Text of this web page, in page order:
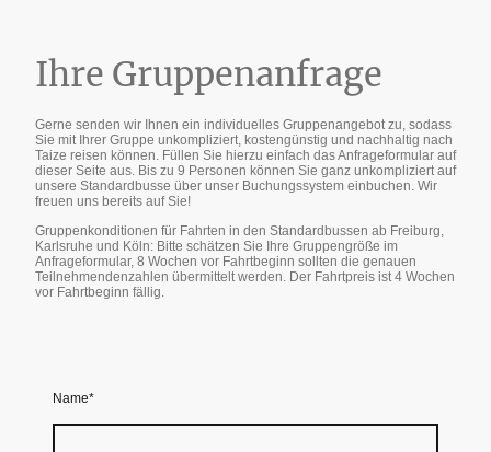
Ihre Gruppenanfrage
Gerne senden wir Ihnen ein individuelles Gruppenangebot zu, sodass
Sie mit Ihrer Gruppe unkompliziert, kostengünstig und nachhaltig nach
Taize reisen können. Füllen Sie hierzu einfach das Anfrageformular auf
dieser Seite aus. Bis zu 9 Personen können Sie ganz unkompliziert auf
unsere Standardbusse über unser Buchungssystem einbuchen. Wir
freuen uns bereits auf Sie!
Gruppenkonditionen für Fahrten in den Standardbussen ab Freiburg,
Karlsruhe und Köln: Bitte schätzen Sie Ihre Gruppengröße im
Anfrageformular, 8 Wochen vor Fahrtbeginn sollten die genauen
Teilnehmendenzahlen übermittelt werden. Der Fahrtpreis ist 4 Wochen
vor Fahrtbeginn fällig.
Name*